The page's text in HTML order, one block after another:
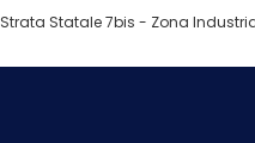
Strata Statale 7bis - Zona